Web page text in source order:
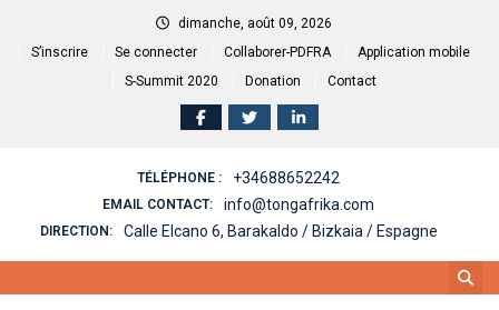
dimanche, août 09, 2026
S’inscrire
Se connecter Collaborer-PDFRA
Application mobile
S-Summit 2020
Donation Contact
TÉLÉPHONE : +34688652242
EMAIL CONTACT: info@tongafrika.com
DIRECTION: Calle Elcano 6, Barakaldo / Bizkaia / Espagne